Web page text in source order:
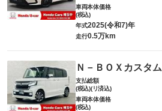
車両本体価格
(税込)
年式2025(令和7)年
走行0.5万km
Ｎ－ＢＯＸカスタム
支払総額
(税込)(リ済込)
車両本体価格
(税込)